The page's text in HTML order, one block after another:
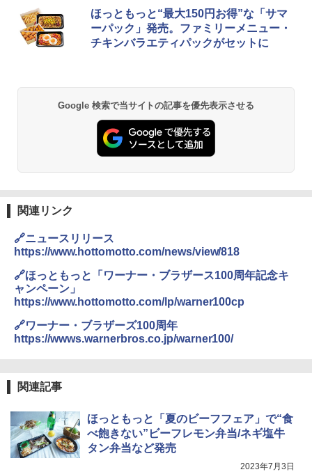
1
[山善] スチームオーブンレンジ 25L 一人
暮らし 二人暮らし フラットテーブル ス
チーム調理 自動メニュー19種搭載 角皿
付き ブラック MRK-F250TSV(B)
シャープ 過熱水蒸気 オーブンレンジ 26
L コンベクション 2段調理 ホワイト RE-
SS26B-W
￥32,800
人暮らし フラットテーブル グレー YRZ-
WF150TV(H) + 炊飯器 5.5合 マイコン式
低温調理 AMRC-10M(B) ブラック
￥34,280
TOSHIBA(東芝) スチームオーブンレン
￥34,546
ほっともっと“最大150円お得”な「サマ
ーパック」発売。ファミリーメニュー・
チキンバラエティパックがセットに
Google 検索で当サイトの記事を優先表示させる
関連リンク
🔗ニュースリリース
https://www.hottomotto.com/news/view/818
🔗ほっともっと「ワーナー・ブラザース100周年記念キ
ャンペーン」
https://www.hottomotto.com/lp/warner100cp
🔗ワーナー・ブラザーズ100周年
https://wwws.warnerbros.co.jp/warner100/
関連記事
ほっともっと「夏のビーフフェア」で“食
べ飽きない”ビーフレモン弁当/ネギ塩牛
タン弁当など発売
2023年7月3日